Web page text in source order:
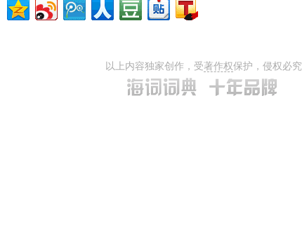
以上内容独家创作，受著作权保护，侵权必究